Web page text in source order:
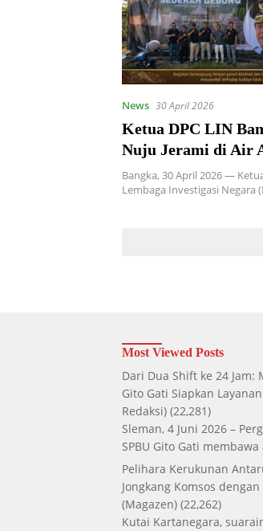
News 30 April 2026
Ketua DPC LIN
Nuju Jerami di Air
Kekayaan Budaya
Bangka, 30 April 2026 —
Lembaga Investigasi Negara
Most Viewed Posts
Dari Dua Shift ke 24 Jam:
Gito Gati Siapkan
Redaksi) (22,281)
Sleman, 4 Juni 2026 –
SPBU Gito Gati
Pelihara Kerukunan
Jongkang Komsos
(Magazen) (22,262)
Kutai Kartanegara,